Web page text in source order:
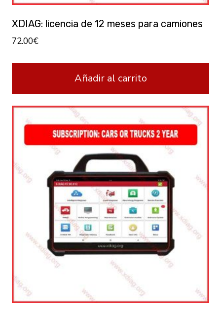
XDIAG: licencia de 12 meses para camiones
72.00€
Añadir al carrito